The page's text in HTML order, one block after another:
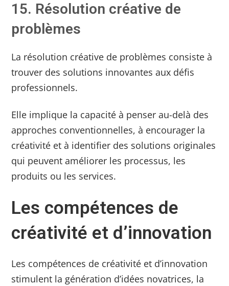
15. Résolution créative de
problèmes
La résolution créative de problèmes consiste à
trouver des solutions innovantes aux défis
professionnels.
Elle implique la capacité à penser au-delà des
approches conventionnelles, à encourager la
créativité et à identifier des solutions originales
qui peuvent améliorer les processus, les
produits ou les services.
Les compétences de
créativité et d’innovation
Les compétences de créativité et d’innovation
stimulent la génération d’idées novatrices, la